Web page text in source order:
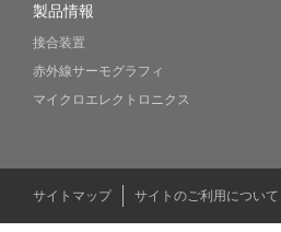
製品情報
接合装置
赤外線サーモグラフィ
マイクロエレクトロニクス
サイトマップ サイトのご利用について